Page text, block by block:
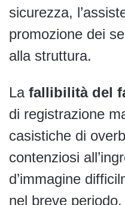
sicurezza,
promozione dei
alla struttura.
La fallibilità del
di registrazione
casistiche di
contenziosi
d’immagine
nel breve